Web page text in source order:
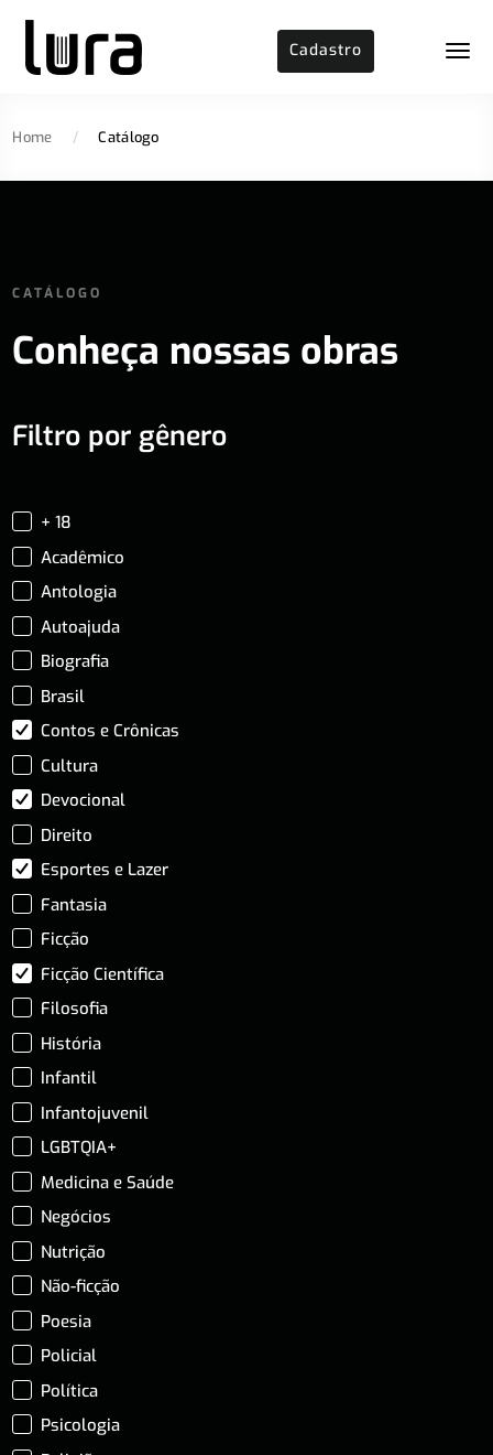
Cadastro
Home / Catálogo
CATÁLOGO
Conheça nossas obras
Filtro por gênero
+ 18
Acadêmico
Antologia
Autoajuda
Biografia
Brasil
Contos e Crônicas
Cultura
Devocional
Direito
Esportes e Lazer
Fantasia
Ficção
Ficção Científica
Filosofia
História
Infantil
Infantojuvenil
LGBTQIA+
Medicina e Saúde
Negócios
Nutrição
Não-ficção
Poesia
Policial
Política
Psicologia